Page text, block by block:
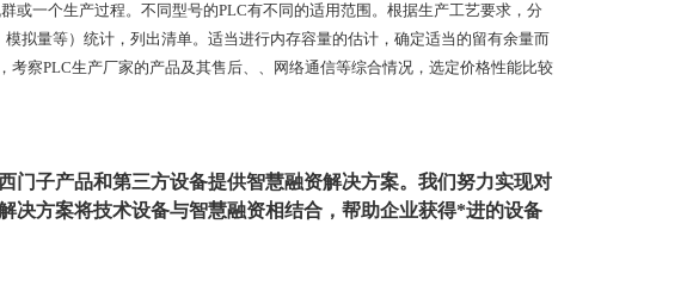
或一个生产过程。不同型号的PLC有不同的适用范围。根据生产工艺要求，分
拟量等）统计，列出清单。适当进行内存容量的估计，确定适当的留有余量而
察PLC生产厂家的产品及其售后、、网络通信等综合情况，选定价格性能比较
门子产品和第三方设备提供智慧融资解决方案。我们努力实现对
决方案将技术设备与智慧融资相结合，帮助企业获得*进的设备